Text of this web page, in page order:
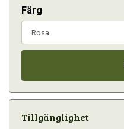
Färg
Tillgänglighet